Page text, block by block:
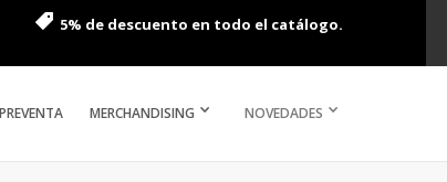
5% de descuento en todo el catálogo.
PREVENTA MERCHANDISING NOVEDADES